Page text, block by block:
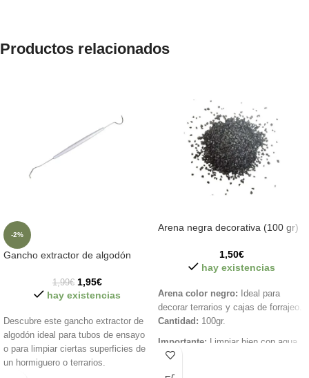
Productos relacionados
-2%
Gancho extractor de algodón
1,99€ 1,95€
hay existencias
Descubre este gancho extractor de
algodón ideal para tubos de ensayo
o para limpiar ciertas superficies de
un hormiguero o terrarios.
Arena negra decorativa (100 gr)
1,50€
hay existencias
Arena color negro:
Ideal para
decorar terrarios y cajas de forrajeo.
Cantidad: 100gr.
Importante: Limpiar bien con agua
antes de utilizar en el terrario o caja